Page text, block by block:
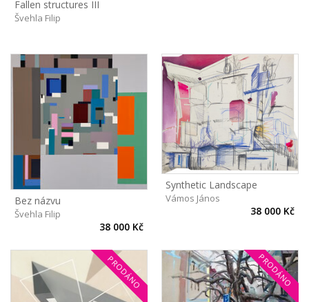
Fallen structures III
Švehla Filip
Bez názvu
Švehla Filip
38 000 Kč
Synthetic Landscape
Vámos János
38 000 Kč
PRODÁNO PRODÁNO